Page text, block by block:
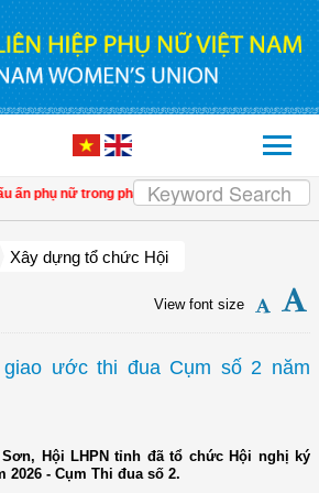
nữ trong phát triển kinh tế tập thể giai đoạn
Xây dựng tổ chức Hội
View font size
ước thi đua Cụm số 2 năm
Hội LHPN tỉnh đã tổ chức Hội nghị ký
2026 - Cụm Thi đua số 2.